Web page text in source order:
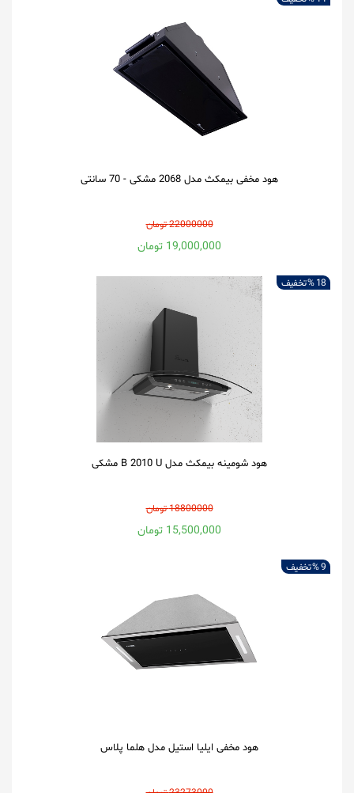
هود مخفی بیمکث مدل 2068 مشکی - 70 سانتی
22000000 تومان
19,000,000 تومان
18 % تخفیف
هود شومینه بیمکث مدل B 2010 U مشکی
18800000 تومان
15,500,000 تومان
9 % تخفیف
هود مخفی ایلیا استیل مدل هلما پلاس